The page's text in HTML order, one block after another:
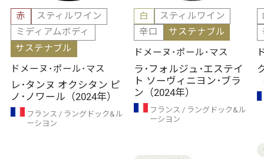
赤
スティルワイン
ミディアムボディ
サステナブル
ドメーヌ･ポール･マス
レ･タンヌ オクシタン ピ
ノ･ノワール（2024年）
フランス
ラングドック&ル
ーシヨン
白
スティルワイン
辛口
サステナブル
ドメーヌ･ポール･マス
ラ･フォルジュ･エステイ
ト ソーヴィニヨン･ブラ
ン（2024年）
フランス
ラングドック&ル
ーシヨン